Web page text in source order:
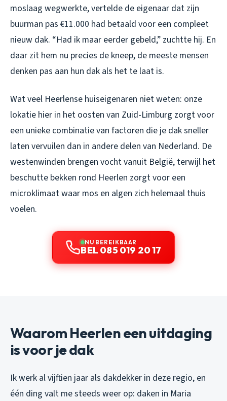
moslaag wegwerkte, vertelde de eigenaar dat zijn
buurman pas €11.000 had betaald voor een compleet
nieuw dak. “Had ik maar eerder gebeld,” zuchtte hij. En
daar zit hem nu precies de kneep, de meeste mensen
denken pas aan hun dak als het te laat is.
Wat veel Heerlense huiseigenaren niet weten: onze
lokatie hier in het oosten van Zuid-Limburg zorgt voor
een unieke combinatie van factoren die je dak sneller
laten vervuilen dan in andere delen van Nederland. De
westenwinden brengen vocht vanuit België, terwijl het
beschutte bekken rond Heerlen zorgt voor een
microklimaat waar mos en algen zich helemaal thuis
voelen.
NU BEREIKBAAR
BEL 085 019 20 17
Waarom Heerlen een uitdaging
is voor je dak
Ik werk al vijftien jaar als dakdekker in deze regio, en
één ding valt me steeds weer op: daken in Maria